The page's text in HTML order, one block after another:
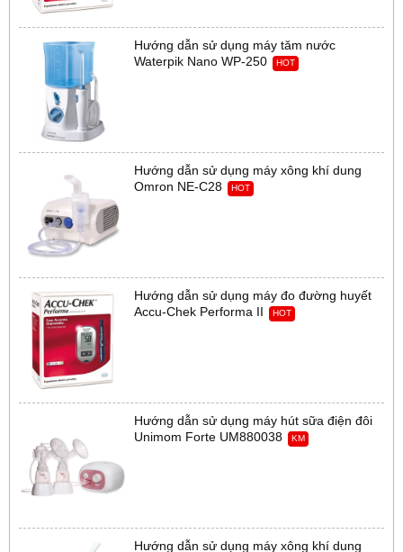
Hướng dẫn sử dụng máy tăm nước
Waterpik Nano WP-250
HOT
Hướng dẫn sử dụng máy xông khí dung
Omron NE-C28
HOT
Hướng dẫn sử dụng máy đo đường huyết
Accu-Chek Performa II
HOT
Hướng dẫn sử dụng máy hút sữa điện đôi
Unimom Forte UM880038
KM
Hướng dẫn sử dụng máy xông khí dung